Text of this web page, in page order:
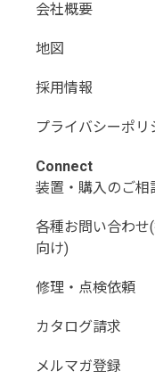
会社概要
地図
採用情報
プライバシーポリ
Connect
装置・購入のご相
各種お問い合わせ
向け)
修理・点検依頼
カタログ請求
メルマガ登録